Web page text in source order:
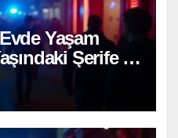
Yaşam
Şerife D.